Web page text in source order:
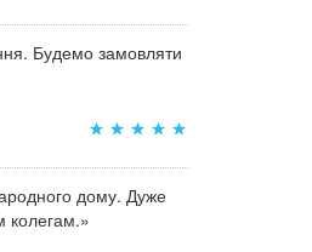
Будемо замовляти
дому. Дуже
колегам.»